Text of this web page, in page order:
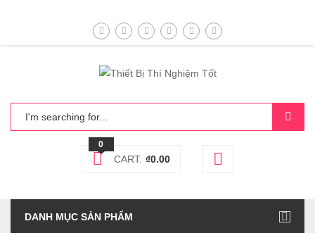
0
CART: ₫0.00
DANH MỤC SẢN PHẨM